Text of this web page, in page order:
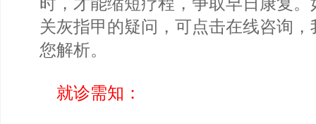
关灰指甲的疑问，可点击在线咨询
您解析。
就诊需知：